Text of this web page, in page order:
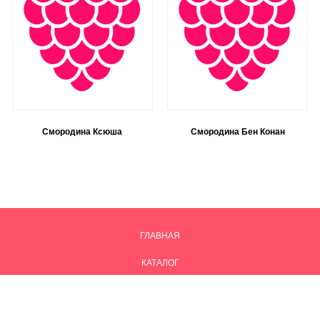
Смородина Ксюша Смородина Бен Конан
ГЛАВНАЯ
КАТАЛОГ